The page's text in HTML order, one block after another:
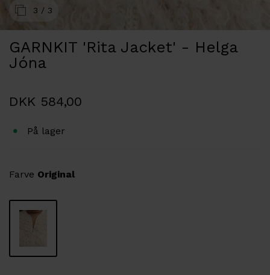
3 / 3
GARNKIT 'Rita Jacket' - Helga
Jóna
DKK 584,00
På lager
Farve Original